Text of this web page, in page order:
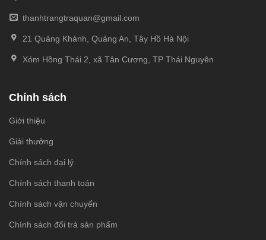
thanhtrangtraquan@gmail.com
21 Quảng Khánh, Quảng An, Tây Hồ Hà Nội
Xóm Hồng Thái 2, xã Tân Cương, TP Thái Nguyên
Chính sách
Giới thiệu
Giải thưởng
Chính sách đại lý
Chính sách thanh toán
Chính sách vận chuyển
Chính sách đổi trả sản phẩm